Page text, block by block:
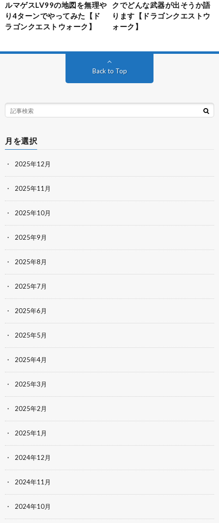
ルマゲスLV99の地図を無理や
り4ターンでやってみた【ド
ラゴンクエストウォーク】
クでどんな武器が出そうか語
ります【ドラゴンクエストウ
ォーク】
Back to Top
月を選択
2025年12月
2025年11月
2025年10月
2025年9月
2025年8月
2025年7月
2025年6月
2025年5月
2025年4月
2025年3月
2025年2月
2025年1月
2024年12月
2024年11月
2024年10月